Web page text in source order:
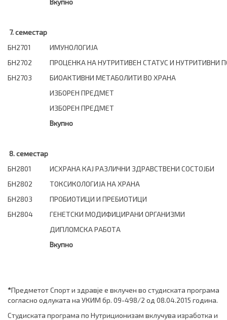
Вкупно
7. семестар
БН2701
ИМУНОЛОГИЈА
БН2702
ПРОЦЕНКА НА НУТРИТИВЕН СТАТУС И НУТРИТИВНИ
БН2703
БИОАКТИВНИ МЕТАБОЛИТИ ВО ХРАНА
ИЗБОРЕН ПРЕДМЕТ
ИЗБОРЕН ПРЕДМЕТ
Вкупно
8. семестар
БН2801
ИСХРАНА КАЈ РАЗЛИЧНИ ЗДРАВСТВЕНИ СОСТОЈБИ
БН2802
ТОКСИКОЛОГИЈА НА ХРАНА
БН2803
ПРОБИОТИЦИ И ПРЕБИОТИЦИ
БН2804
ГЕНЕТСКИ МОДИФИЦИРАНИ ОРГАНИЗМИ
ДИПЛОМСКА РАБОТА
Вкупно
*Предметот Спорт и здравје е вклучен во студиската програма
согласно одлуката на УКИМ бр. 09-498/2 од 08.04.2015 година.
Студиската програма по Нутриционизам вклучува изработка и